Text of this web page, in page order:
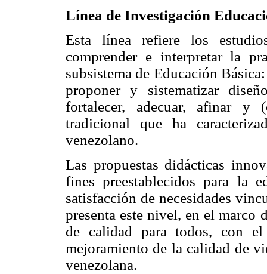
Línea de Investigación
Esta línea refiere los
comprender e interpretar la
subsistema de Educación
proponer y sistematizar
fortalecer, adecuar, afinar y
tradicional que ha
venezolano.
Las propuestas didácticas
fines preestablecidos para la
satisfacción de necesidades
presenta este nivel, en el marco
de calidad para todos, con
mejoramiento de la calidad de
venezolana.